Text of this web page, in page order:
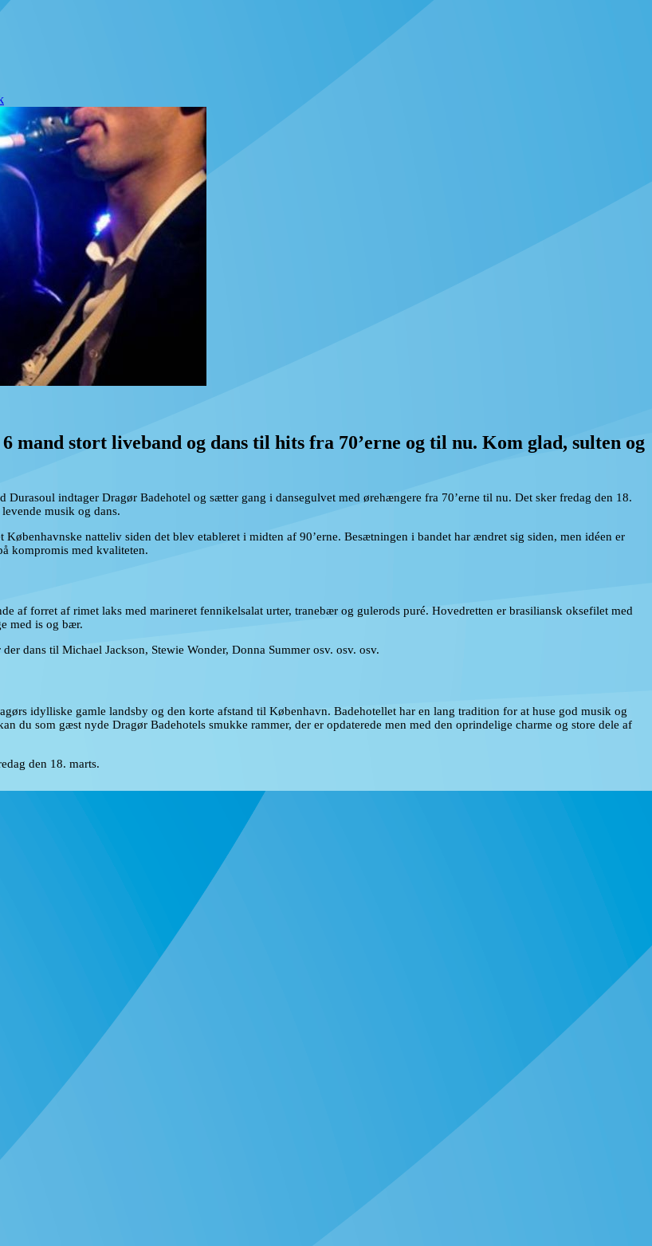
stort liveband og dans til hits fra 70’erne og til nu. Kom glad, sulten og
indtager Dragør Badehotel og sætter gang i dansegulvet med ørehængere fra 70’erne til nu. Det sker fredag den 18.
musik og dans.
natteliv siden det blev etableret i midten af 90’erne. Besætningen i bandet har ændret sig siden, men idéen er
kompromis med kvaliteten.
af forret af rimet laks med marineret fennikelsalat urter, tranebær og gulerods puré. Hovedretten er brasiliansk oksefilet med
med is og bær.
dans til Michael Jackson, Stewie Wonder, Donna Summer osv. osv. osv.
idylliske gamle landsby og den korte afstand til København. Badehotellet har en lang tradition for at huse god musik og
du som gæst nyde Dragør Badehotels smukke rammer, der er opdaterede men med den oprindelige charme og store dele af
den 18. marts.